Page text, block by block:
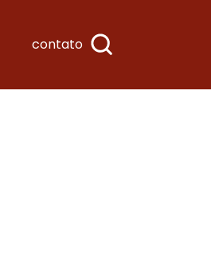
contato